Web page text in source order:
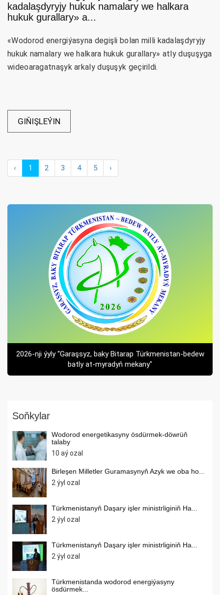
kadalaşdyryjy hukuk namalary we halkara
hukuk gurallary» a...
«Wodorod energiýasyna degişli bolan milli kadalaşdyryjy
hukuk namalary we halkara hukuk gurallary» atly duşuşyga
wideoaragatnaşyk arkaly duşuşyk geçirildi.
GIŇIŞLEÝIN
‹ 1 2 3 4 5 ›
2026-nji ýyly “Garaşsyz, baky Bitarap Türkmenistan-bedew
batly at-myradyň mekany"
Soňkylar
Wodorod energetikasyny ösdürmek-döwrüň
talaby
10 aý ozal
Birleşen Milletler Guramasynyň Azyk we oba ho...
2 ýyl ozal
Türkmenistanyň Daşary işler ministrliginiň Ha...
2 ýyl ozal
Türkmenistanyň Daşary işler ministrliginiň Ha...
2 ýyl ozal
Türkmenistanda wodorod energiýasyny
ösdürmek...